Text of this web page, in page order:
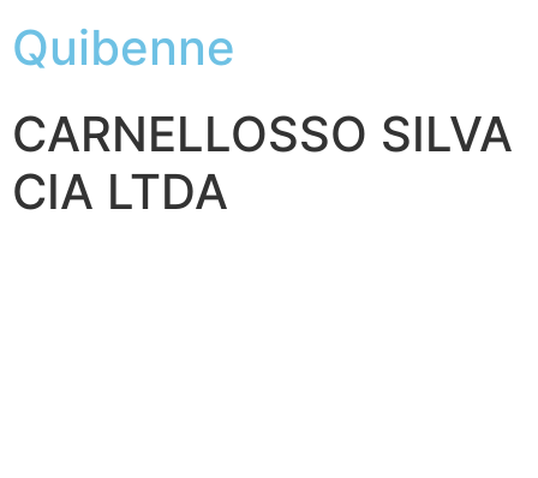
Quibenne
CARNELLOSSO SILVA
CIA LTDA